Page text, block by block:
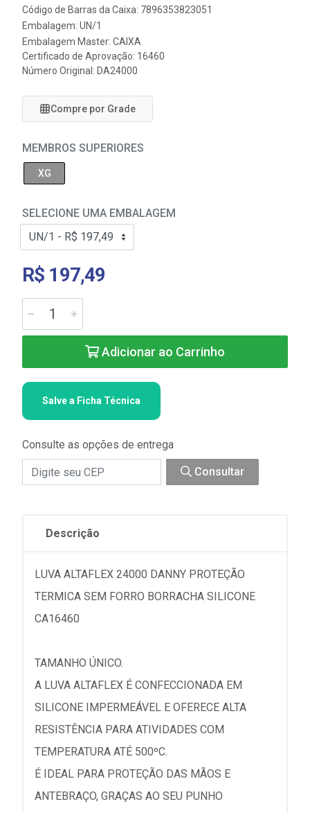
Código de Barras da Caixa: 7896353823051
Embalagem: UN/1
Embalagem Master: CAIXA
Certificado de Aprovação: 16460
Número Original: DA24000
Compre por Grade
MEMBROS SUPERIORES
XG
SELECIONE UMA EMBALAGEM
R$ 197,49
Adicionar ao Carrinho
Salve a Ficha Técnica
Consulte as opções de entrega
Consultar
Descrição
LUVA ALTAFLEX 24000 DANNY PROTEÇÃO
TERMICA SEM FORRO BORRACHA SILICONE
CA16460
TAMANHO ÚNICO.
A LUVA ALTAFLEX É CONFECCIONADA EM
SILICONE IMPERMEÁVEL E OFERECE ALTA
RESISTÊNCIA PARA ATIVIDADES COM
TEMPERATURA ATÉ 500ºC.
É IDEAL PARA PROTEÇÃO DAS MÃOS E
ANTEBRAÇO, GRAÇAS AO SEU PUNHO